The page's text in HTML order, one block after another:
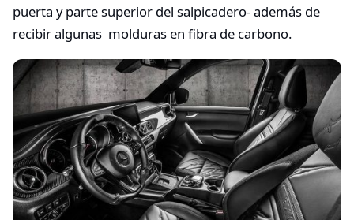
puerta y parte superior del salpicadero- además de
recibir algunas molduras en fibra de carbono.